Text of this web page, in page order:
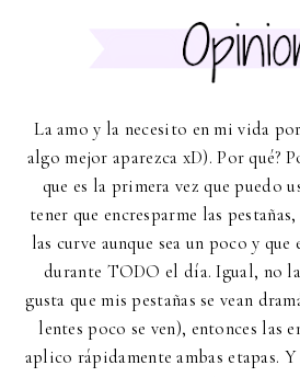
La amo y la necesito en mi vida
algo mejor aparezca xD). Por qué?
que es la primera vez que puedo
tener que encresparme las
las curve aunque sea un poco y que
durante TODO el día. Igual, no
gusta que mis pestañas se vean
lentes poco se ven), entonces las
aplico rápidamente ambas etapas.